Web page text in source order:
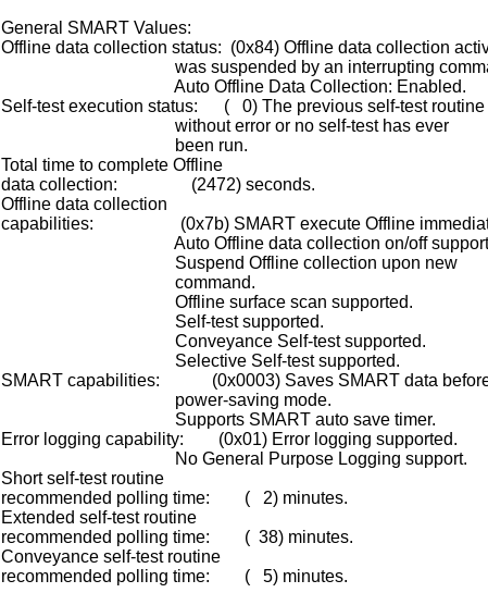
General SMART Values:
Offline data collection status: (0x84) Offline data collection
was suspended by an interrupting command
Auto Offline Data Collection: Enabled.
Self-test execution status: ( 0) The previous self-test routine
without error or no self-test has ever
been run.
Total time to complete Offline
data collection: (2472) seconds.
Offline data collection
capabilities: (0x7b) SMART execute Offline
Auto Offline data collection on/off
Suspend Offline collection upon new
command.
Offline surface scan supported.
Self-test supported.
Conveyance Self-test supported.
Selective Self-test supported.
SMART capabilities: (0x0003) Saves SMART data
power-saving mode.
Supports SMART auto save timer.
Error logging capability: (0x01) Error logging supported.
No General Purpose Logging support.
Short self-test routine
recommended polling time: ( 2) minutes.
Extended self-test routine
recommended polling time: ( 38) minutes.
Conveyance self-test routine
recommended polling time: ( 5) minutes.